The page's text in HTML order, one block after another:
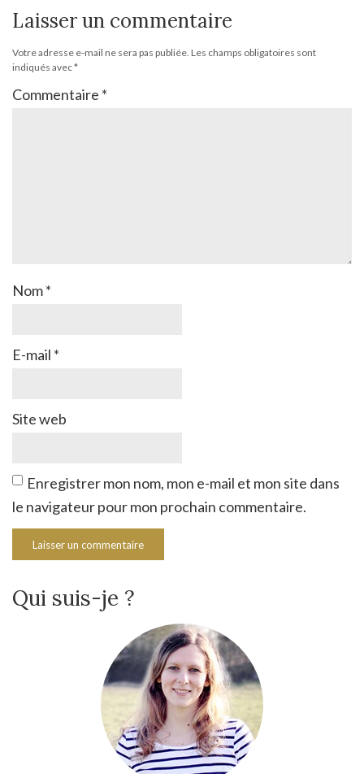
Laisser un commentaire
Votre adresse e-mail ne sera pas publiée. Les champs obligatoires sont
indiqués avec*
Commentaire *
Nom*
E-mail *
Site web
Enregistrer mon nom, mon e-mail et mon site dans
le navigateur pour mon prochain commentaire.
Qui suis-je ?